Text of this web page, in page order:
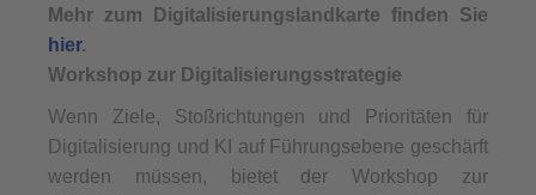
Mehr zum Digitalisierungslandkarte finden Sie
hier.
Workshop zur Digitalisierungsstrategie
Wenn Ziele, Stoßrichtungen und Prioritäten für
Digitalisierung und KI auf Führungsebene geschärft
werden müssen, bietet der Workshop zur